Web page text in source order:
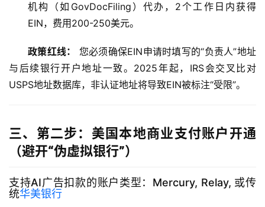
机构（如GovDocFiling）代办，2个工作日内获得
EIN，费用200-250美元。
政策红线：
您必须确保EIN申请时填写的“负责人”地址
与后续银行开户地址一致。2025年起，IRS会交叉比对
USPS地址数据库，非认证地址将导致EIN被标注“受限”。
三、第二步：美国本地商业支付账户开通
（避开“伪虚拟银行”）
支持AI广告扣款的账户类型：Mercury, Relay, 或传
统华美银行